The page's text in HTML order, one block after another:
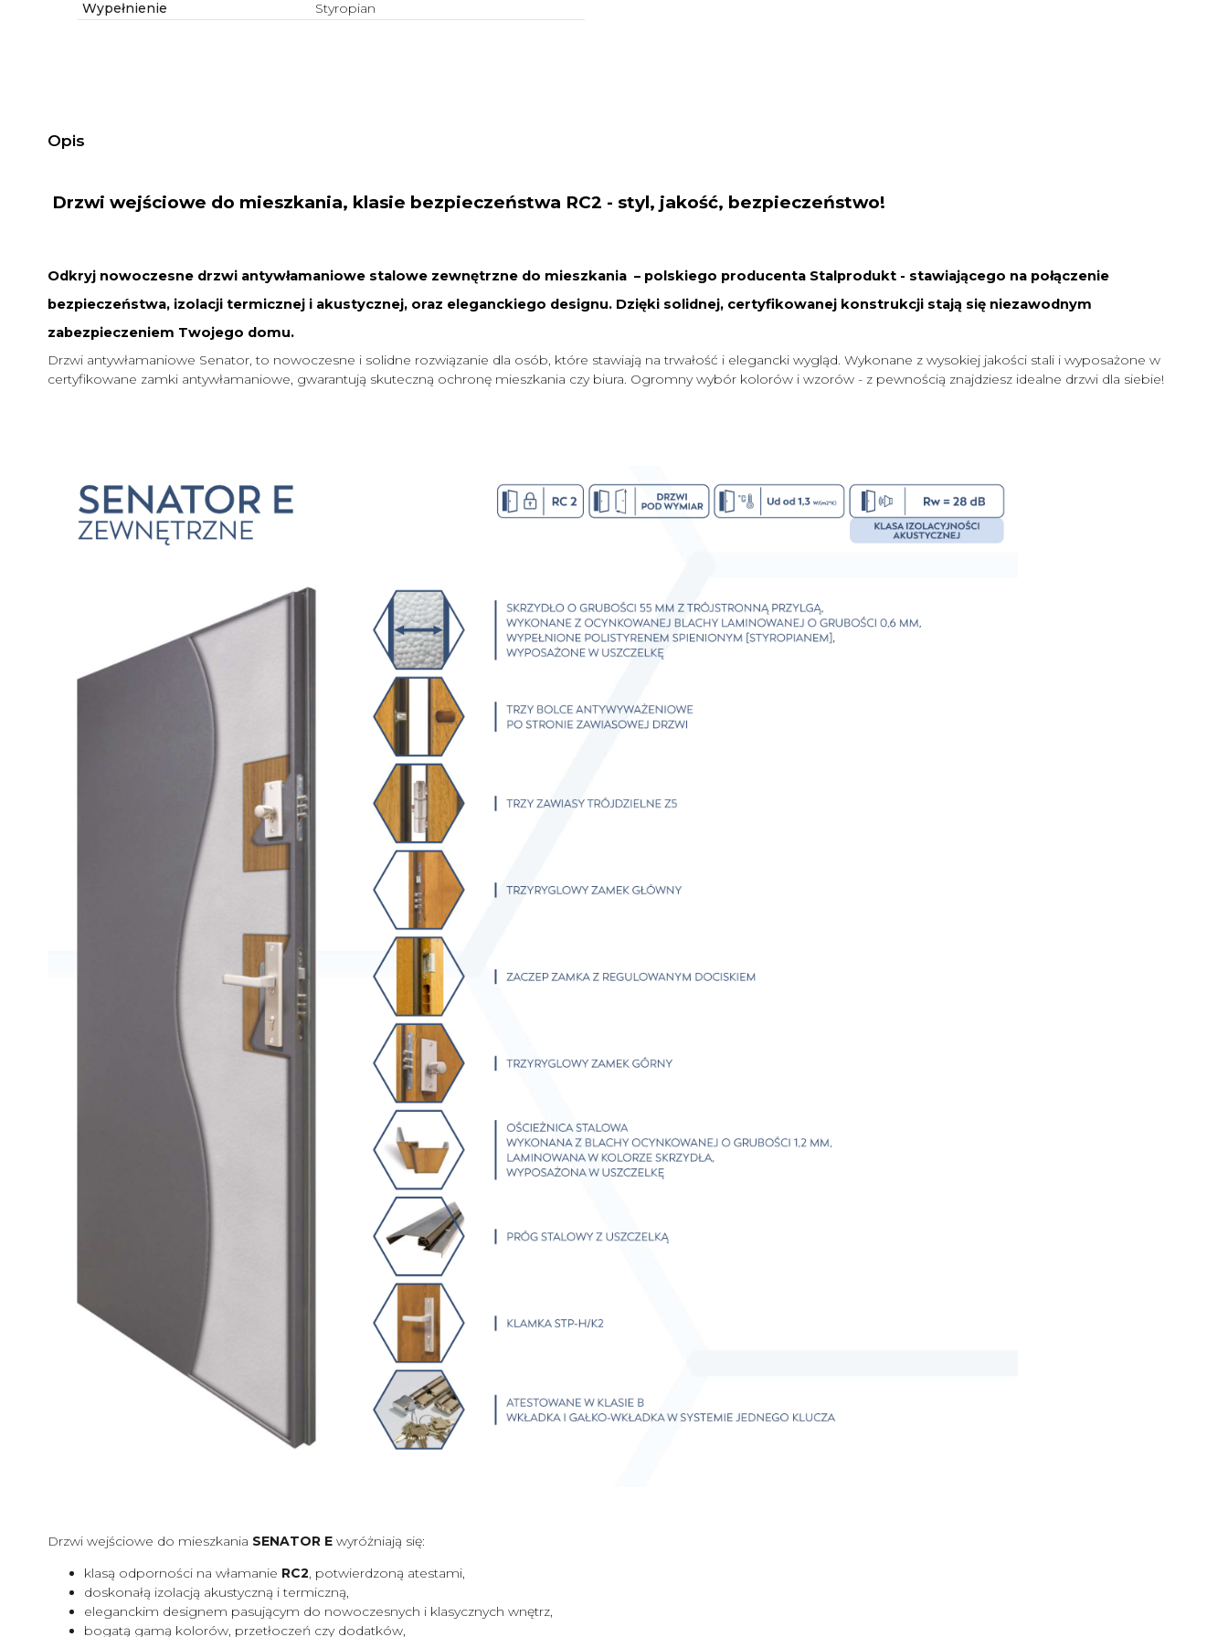
Wypełnienie Styropian
Opis
Drzwi wejściowe do mieszkania, klasie bezpieczeństwa RC2 - styl, jakość, bezpieczeństwo!
Odkryj nowoczesne drzwi antywłamaniowe stalowe zewnętrzne do mieszkania – polskiego producenta Stalprodukt - stawiającego na połączenie
bezpieczeństwa, izolacji termicznej i akustycznej, oraz eleganckiego designu. Dzięki solidnej, certyfikowanej konstrukcji stają się niezawodnym
zabezpieczeniem Twojego domu.
Drzwi antywłamaniowe Senator, to nowoczesne i solidne rozwiązanie dla osób, które stawiają na trwałość i elegancki wygląd. Wykonane z wysokiej jakości stali i wyposażone w
certyfikowane zamki antywłamaniowe, gwarantują skuteczną ochronę mieszkania czy biura. Ogromny wybór kolorów i wzorów - z pewnością znajdziesz idealne drzwi dla siebie!
Drzwi wejściowe do mieszkania SENATOR E wyróżniają się:
klasą odporności na włamanie RC2, potwierdzoną atestami,
doskonałą izolacją akustyczną i termiczną,
eleganckim designem pasującym do nowoczesnych i klasycznych wnętrz,
bogatą gamą kolorów, przetłoczeń czy dodatków,